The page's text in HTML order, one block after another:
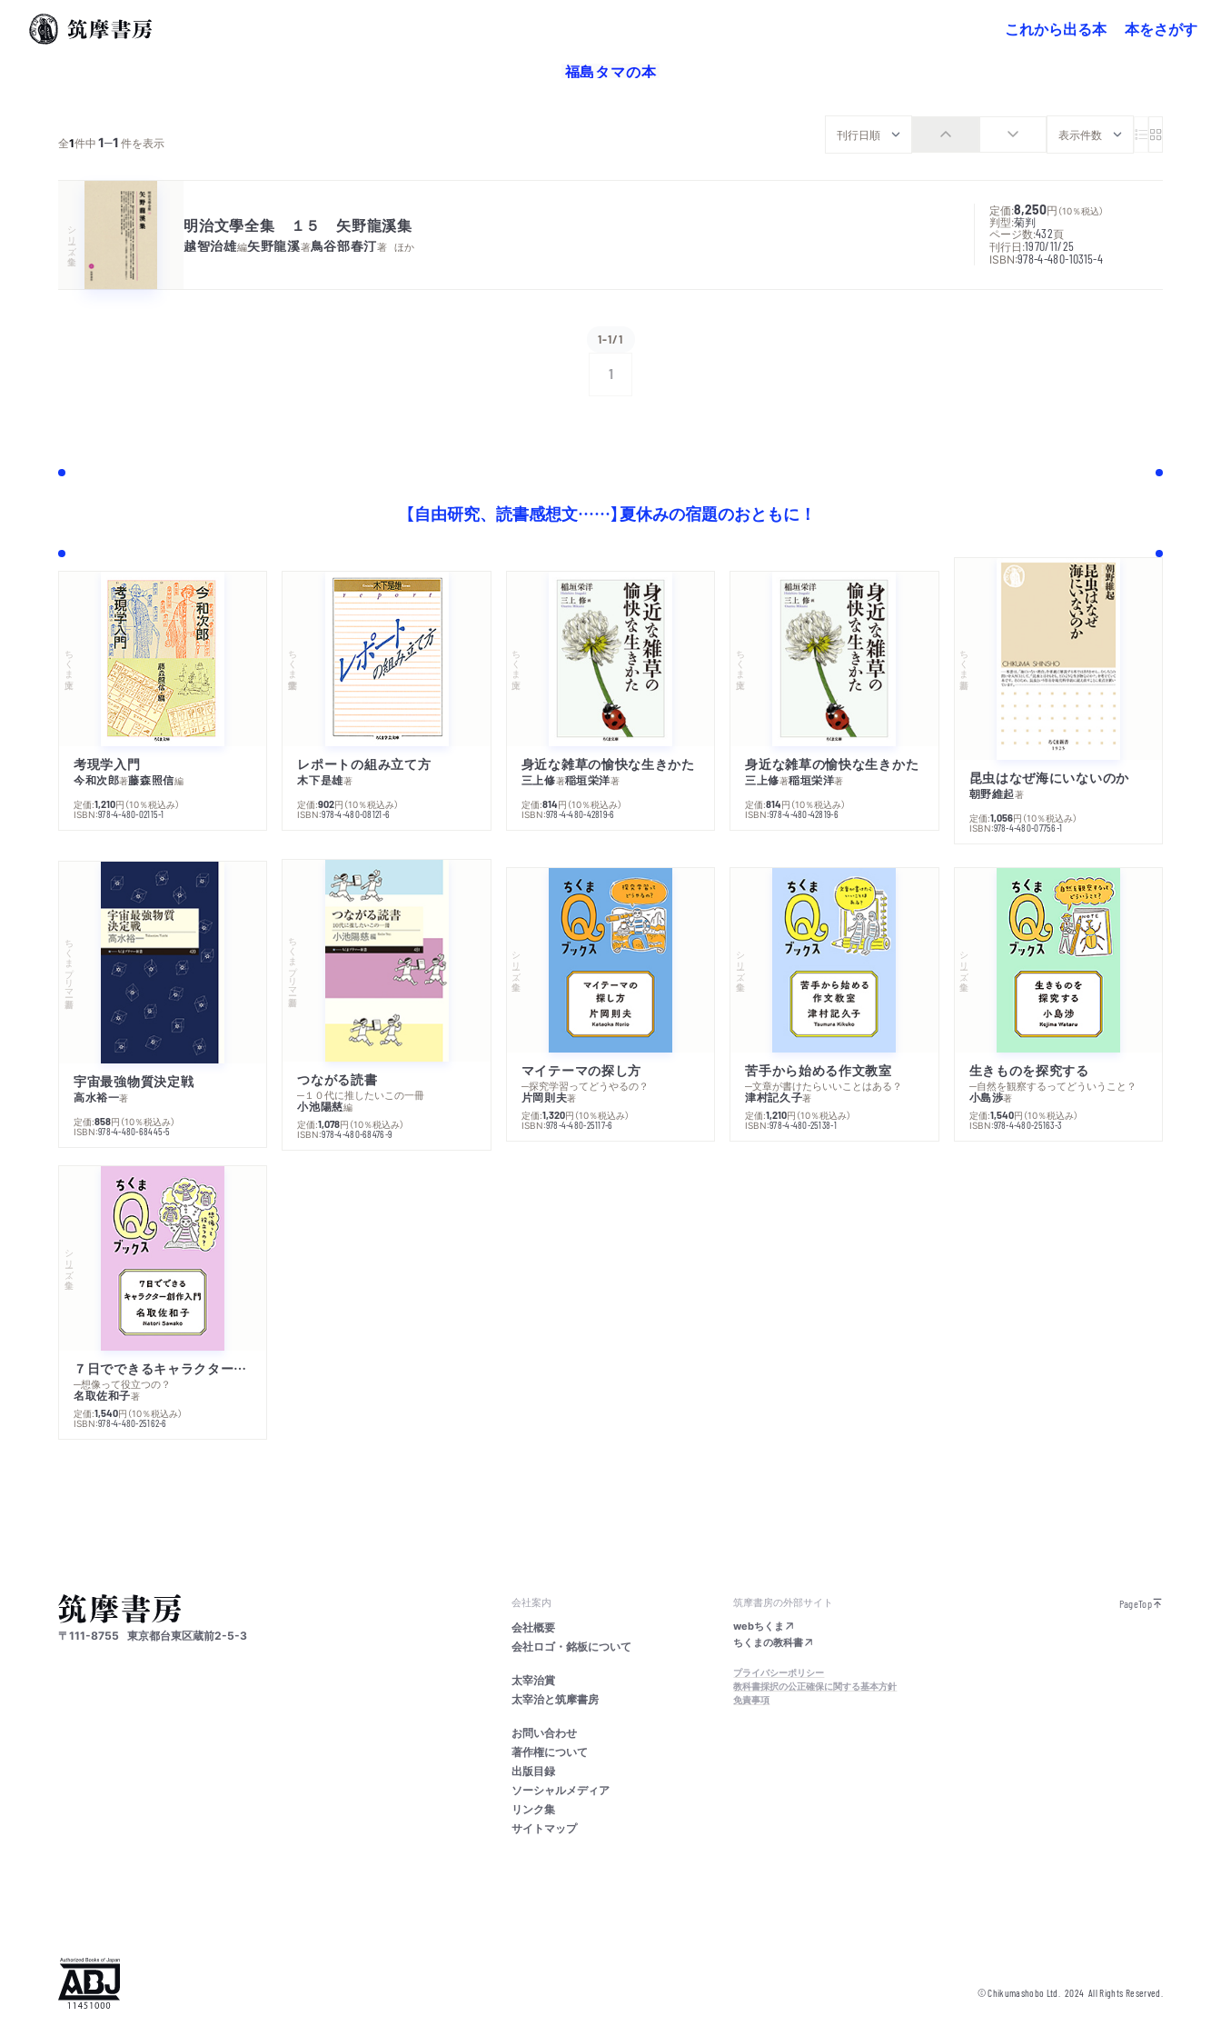
これから出る本
本をさがす
福島タマの本
全1件中1─1件を表示
シリーズ・全集 明治文學全集 １５ 矢野龍溪集
越智治雄編矢野龍溪著鳥谷部春汀著 ほか
定価:8,250円 （10％税込）
判型:菊判
ページ数:432頁
刊行日:1970/11/25
ISBN:978-4-480-10315-4
1-1/1
1
【自由研究、読書感想文……】夏休みの宿題のおともに！
ちくま文庫
考現学入門
今和次郎著藤森照信編
定価:1,210円 （10％税込み）
ISBN:978-4-480-02115-1
ちくま学芸文庫
レポートの組み立て方
木下是雄著
定価:902円 （10％税込み）
ISBN:978-4-480-08121-6
ちくま文庫
身近な雑草の愉快な生きかた
三上修著稲垣栄洋著
定価:814円 （10％税込み）
ISBN:978-4-480-42819-6
ちくま文庫
身近な雑草の愉快な生きかた
三上修著稲垣栄洋著
定価:814円 （10％税込み）
ISBN:978-4-480-42819-6
ちくま新書
昆虫はなぜ海にいないのか
朝野維起著
定価:1,056円 （10％税込み）
ISBN:978-4-480-07756-1
ちくまプリマー新書
宇宙最強物質決定戦
高水裕一著
定価:858円 （10％税込み）
ISBN:978-4-480-68445-5
ちくまプリマー新書
つながる読書
─１０代に推したいこの一冊
小池陽慈編
定価:1,078円 （10％税込み）
ISBN:978-4-480-68476-9
シリーズ・全集
マイテーマの探し方
─探究学習ってどうやるの？
片岡則夫著
定価:1,320円 （10％税込み）
ISBN:978-4-480-25117-6
シリーズ・全集
苦手から始める作文教室
─文章が書けたらいいことはある？
津村記久子著
定価:1,210円 （10％税込み）
ISBN:978-4-480-25138-1
シリーズ・全集
生きものを探究する
─自然を観察するってどういうこと？
小島渉著
定価:1,540円 （10％税込み）
ISBN:978-4-480-25163-3
シリーズ・全集
７日でできるキャラクター創作入門
─想像って役立つの？
名取佐和子著
定価:1,540円 （10％税込み）
ISBN:978-4-480-25162-6
〒111-8755 東京都台東区蔵前2-5-3
会社案内
会社概要
会社ロゴ・銘板について
太宰治賞
太宰治と筑摩書房
お問い合わせ
著作権について
出版目録
ソーシャルメディア
リンク集
サイトマップ
筑摩書房の外部サイト
webちくま
ちくまの教科書
プライバシーポリシー
教科書採択の公正確保に関する基本方針
免責事項
PageTop
© Chikumashobo Ltd. 2024 All Rights Reserved.